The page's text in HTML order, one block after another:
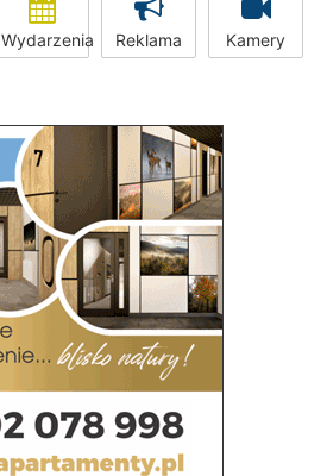
Wydarzenia Reklama Kamery